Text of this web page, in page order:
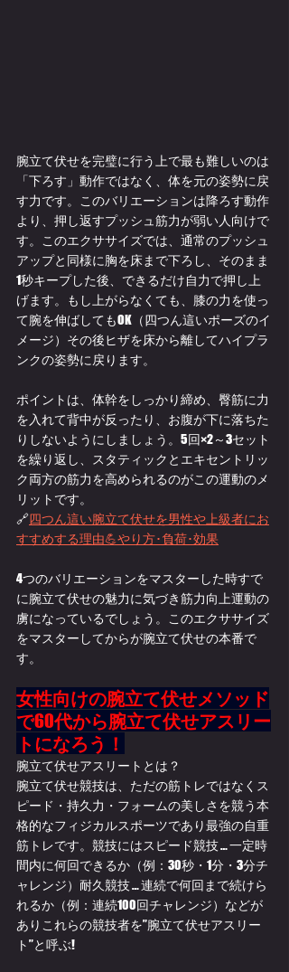
腕立て伏せを完璧に行う上で最も難しいのは
「下ろす」動作ではなく、体を元の姿勢に戻
す力です。このバリエーションは降ろす動作
より、押し返すプッシュ筋力が弱い人向けで
す。このエクササイズでは、通常のプッシュ
アップと同様に胸を床まで下ろし、そのまま
1秒キープした後、できるだけ自力で押し上
げます。もし上がらなくても、膝の力を使っ
て腕を伸ばしてもOK（四つん這いポーズのイ
メージ）その後ヒザを床から離してハイプラ
ンクの姿勢に戻ります。
ポイントは、体幹をしっかり締め、臀筋に力
を入れて背中が反ったり、お腹が下に落ちた
りしないようにしましょう。5回×2～3セット
を繰り返し、スタティックとエキセントリッ
ク両方の筋力を高められるのがこの運動のメ
リットです。
🔗四つん這い腕立て伏せを男性や上級者にお
すすめする理由💪やり方･負荷･効果
4つのバリエーションをマスターした時すで
に腕立て伏せの魅力に気づき筋力向上運動の
虜になっているでしょう。このエクササイズ
をマスターしてからが腕立て伏せの本番で
す。
女性向けの腕立て伏せメソッド
で60代から腕立て伏せアスリー
トになろう！
腕立て伏せアスリートとは？
腕立て伏せ競技は、ただの筋トレではなくス
ピード・持久力・フォームの美しさを競う本
格的なフィジカルスポーツであり最強の自重
筋トレです。競技にはスピード競技 … 一定時
間内に何回できるか（例：30秒・1分・3分チ
ャレンジ）耐久競技 … 連続で何回まで続けら
れるか（例：連続100回チャレンジ）などが
あり これらの競技者を”腕立て伏せアスリー
ト”と呼ぶ!